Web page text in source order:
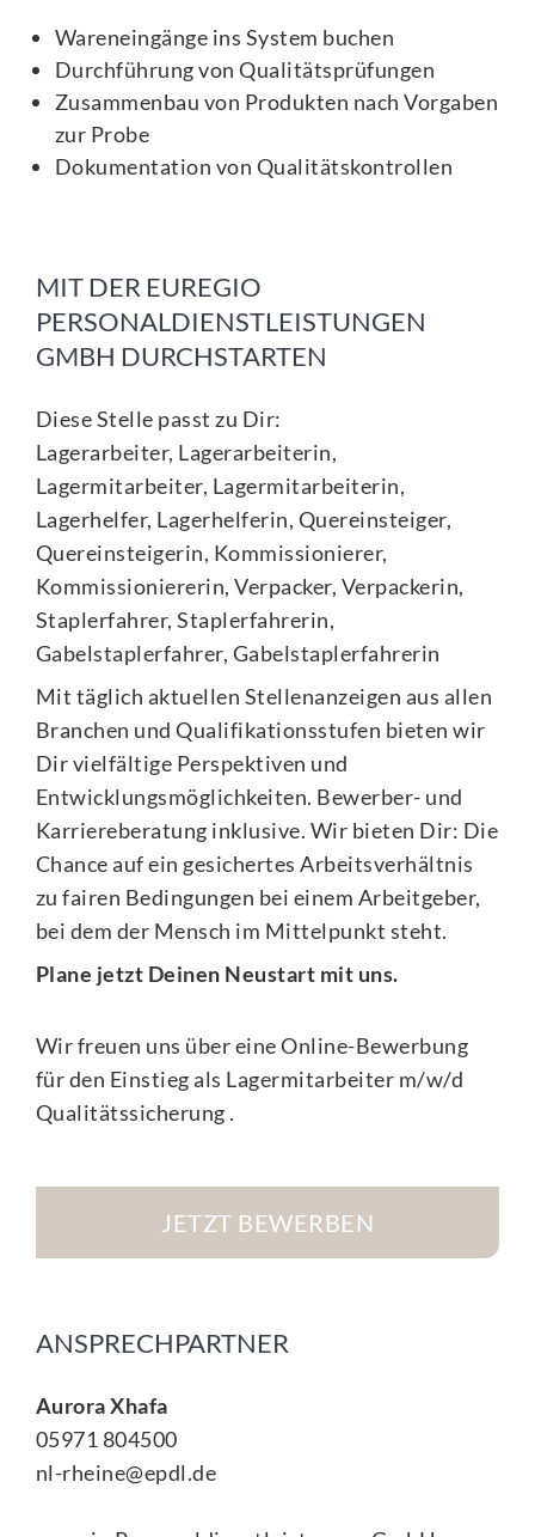
Wareneingänge ins System buchen
Durchführung von Qualitätsprüfungen
Zusammenbau von Produkten nach Vorgaben
zur Probe
Dokumentation von Qualitätskontrollen
MIT DER EUREGIO
PERSONALDIENSTLEISTUNGEN
GMBH DURCHSTARTEN
Diese Stelle passt zu Dir:
Lagerarbeiter, Lagerarbeiterin,
Lagermitarbeiter, Lagermitarbeiterin,
Lagerhelfer, Lagerhelferin, Quereinsteiger,
Quereinsteigerin, Kommissionierer,
Kommissioniererin, Verpacker, Verpackerin,
Staplerfahrer, Staplerfahrerin,
Gabelstaplerfahrer, Gabelstaplerfahrerin
Mit täglich aktuellen Stellenanzeigen aus allen
Branchen und Qualifikationsstufen bieten wir
Dir vielfältige Perspektiven und
Entwicklungsmöglichkeiten. Bewerber- und
Karriereberatung inklusive. Wir bieten Dir: Die
Chance auf ein gesichertes Arbeitsverhältnis
zu fairen Bedingungen bei einem Arbeitgeber,
bei dem der Mensch im Mittelpunkt steht.
Plane jetzt Deinen Neustart mit uns.
Wir freuen uns über eine Online-Bewerbung
für den Einstieg als Lagermitarbeiter m/w/d
Qualitätssicherung .
JETZT BEWERBEN
ANSPRECHPARTNER
Aurora Xhafa
05971 804500
nl-rheine@epdl.de